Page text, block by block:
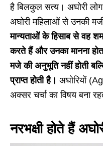
है बिलकुल सत्य। अघोरी
अघोरी महिलाओं से उनकी
मान्यताओं के हिसाब से वह
करते हैं और उनका मानना
मजे की अनुभूति नहीं होती
प्राप्त होती है। अघोरियों
अक्सर चर्चा का विषय बना
नरभक्षी होते हैं